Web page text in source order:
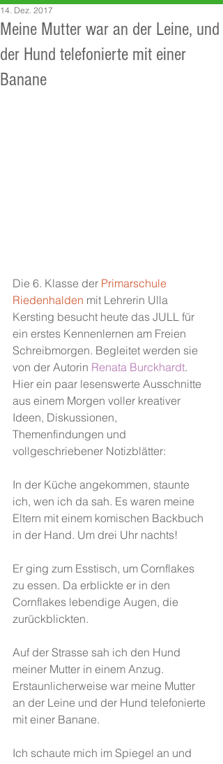
Meine Mutter war an der Leine, und
der Hund telefonierte mit einer
Banane
14. Dez. 2017
Die 6. Klasse der Primarschule
Riedenhalden mit Lehrerin Ulla
Kersting besucht heute das JULL für
ein erstes Kennenlernen am Freien
Schreibmorgen. Begleitet werden sie
von der Autorin Renata Burckhardt.
Hier ein paar lesenswerte Ausschnitte
aus einem Morgen voller kreativer
Ideen, Diskussionen,
Themenfindungen und
vollgeschriebener Notizblätter:
In der Küche angekommen, staunte
ich, wen ich da sah. Es waren meine
Eltern mit einem komischen Backbuch
in der Hand. Um drei Uhr nachts!
Er ging zum Esstisch, um Cornflakes
zu essen. Da erblickte er in den
Cornflakes lebendige Augen, die
zurückblickten.
Auf der Strasse sah ich den Hund
meiner Mutter in einem Anzug.
Erstaunlicherweise war meine Mutter
an der Leine und der Hund telefonierte
mit einer Banane.
Ich schaute mich im Spiegel an und